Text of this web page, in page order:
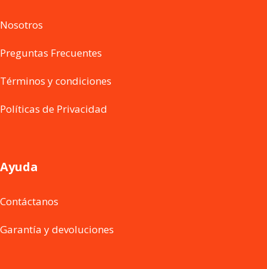
Nosotros
Preguntas Frecuentes
Términos y condiciones
Políticas de Privacidad
Ayuda
Contáctanos
Garantía y devoluciones